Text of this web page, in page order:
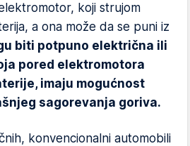
koji strujom
a ona može da se puni iz
biti potpuno električna ili
pored elektromotora
imaju mogućnost
sagorevanja goriva.
konvencionalni automobili